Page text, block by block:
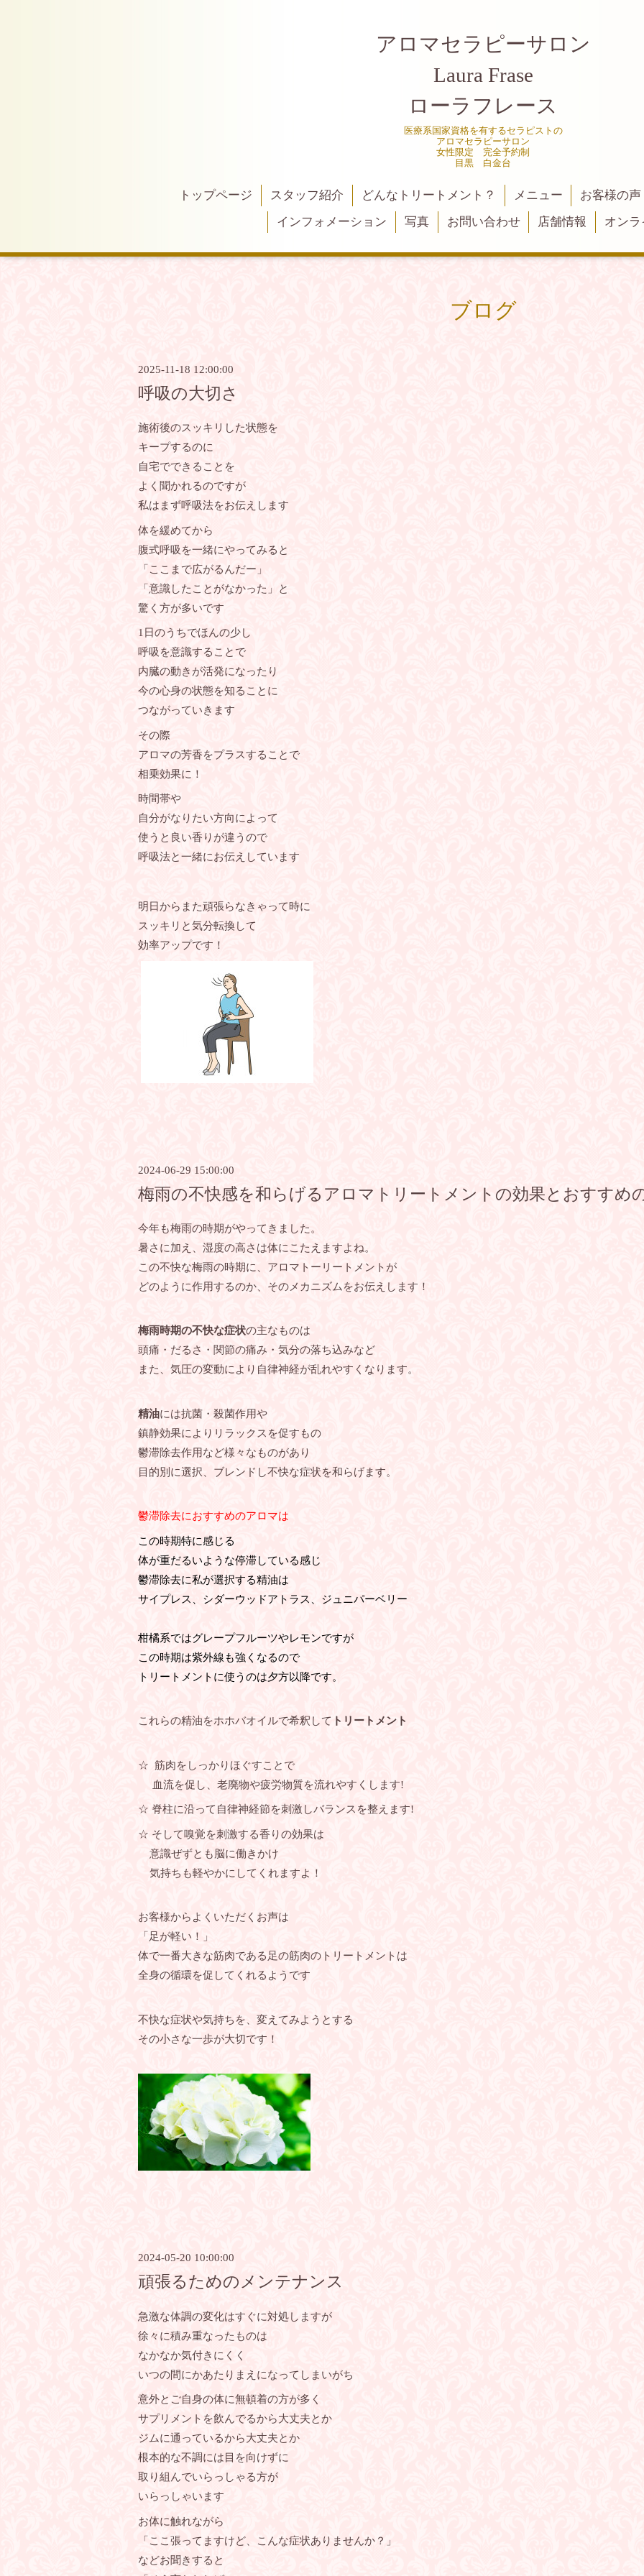
アロマセラピーサロン
Laura Frase
ローラフレース
医療系国家資格を有するセラピストの
アロマセラピーサロン
女性限定 完全予約制
目黒 白金台
トップページ スタッフ紹介 どんなトリートメント？ メニュー
お客様の声
インフォメーション
写真 お問い合わせ 店舗情報 オン
ブログ
2025-11-18 12:00:00
呼吸の大切さ
施術後のスッキリした状態を
キープするのに
自宅でできることを
よく聞かれるのですが
私はまず呼吸法をお伝えします
体を緩めてから
腹式呼吸を一緒にやってみると
「ここまで広がるんだー」
「意識したことがなかった」と
驚く方が多いです
1日のうちでほんの少し
呼吸を意識することで
内臓の動きが活発になったり
今の心身の状態を知ることに
つながっていきます
その際
アロマの芳香をプラスすることで
相乗効果に！
時間帯や
自分がなりたい方向によって
使うと良い香りが違うので
呼吸法と一緒にお伝えしています
明日からまた頑張らなきゃって時に
スッキリと気分転換して
効率アップです！
2024-06-29 15:00:00
梅雨の不快感を和らげるアロマトリートメントの効果とおすすめ
今年も梅雨の時期がやってきました。
暑さに加え、湿度の高さは体にこたえますよね。
この不快な梅雨の時期に、アロマトーリートメントが
どのように作用するのか、そのメカニズムをお伝えします！
梅雨時期の不快な症状の主なものは
頭痛・だるさ・関節の痛み・気分の落ち込みなど
また、気圧の変動により自律神経が乱れやすくなります。
精油には抗菌・殺菌作用や
鎮静効果によりリラックスを促すもの
鬱滞除去作用など様々なものがあり
目的別に選択、ブレンドし不快な症状を和らげます。
鬱滞除去におすすめのアロマは
この時期特に感じる
体が重だるいような停滞している感じ
鬱滞除去に私が選択する精油は
サイプレス、シダーウッドアトラス、ジュニパーベリー
柑橘系ではグレープフルーツやレモンですが
この時期は紫外線も強くなるので
トリートメントに使うのは夕方以降です。
これらの精油をホホバオイルで希釈して トリートメント
☆ 筋肉をしっかりほぐすことで
血流を促し、老廃物や疲労物質を流れやすくします!
☆ 脊柱に沿って自律神経節を刺激しバランスを整えます!
☆ そして嗅覚を刺激する香りの効果は
意識ぜずとも脳に働きかけ
気持ちも軽やかにしてくれますよ！
お客様からよくいただくお声は
「足が軽い！」
体で一番大きな筋肉である足の筋肉のトリートメントは
全身の循環を促してくれるようです
不快な症状や気持ちを、変えてみようとする
その小さな一歩が大切です！
2024-05-20 10:00:00
頑張るためのメンテナンス
急激な体調の変化はすぐに対処しますが
徐々に積み重なったものは
なかなか気付きにくく
いつの間にかあたりまえになってしまいがち
意外とご自身の体に無頓着の方が多く
サプリメントを飲んでるから大丈夫とか
ジムに通っているから大丈夫とか
根本的な不調には目を向けずに
取り組んでいらっしゃる方が
いらっしゃいます
お体に触れながら
「ここ張ってますけど、こんな症状ありませんか？」
などお聞きすると